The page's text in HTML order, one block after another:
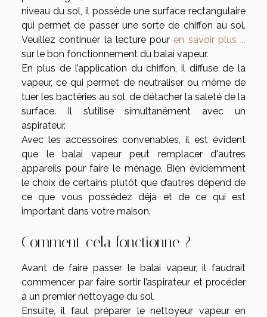
niveau du sol, il possède une surface rectangulaire
qui permet de passer une sorte de chiffon au sol.
Veuillez continuer la lecture pour en savoir plus ...
sur le bon fonctionnement du balai vapeur.
En plus de l’application du chiffon, il diffuse de la
vapeur, ce qui permet de neutraliser ou même de
tuer les bactéries au sol, de détacher la saleté de la
surface. Il s’utilise simultanément avec un
aspirateur.
Avec les accessoires convenables, il est évident
que le balai vapeur peut remplacer d'autres
appareils pour faire le ménage. Bien évidemment
le choix de certains plutôt que d’autres dépend de
ce que vous possédez déjà et de ce qui est
important dans votre maison.
Comment cela fonctionne ?
Avant de faire passer le balai vapeur, il faudrait
commencer par faire sortir l’aspirateur et procéder
à un premier nettoyage du sol.
Ensuite, il faut préparer le nettoyeur vapeur en